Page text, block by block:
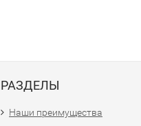
РАЗДЕЛЫ
Наши преимущества